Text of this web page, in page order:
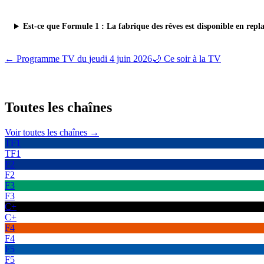
Est-ce que Formule 1 : La fabrique des rêves est disponible en
← Programme TV du jeudi 4 juin 2026🌙 Ce soir à la TV
Toutes les chaînes
Voir toutes les chaînes →
TF1
TF1
F2
F2
F3
F3
C+
C+
F4
F4
F5
F5